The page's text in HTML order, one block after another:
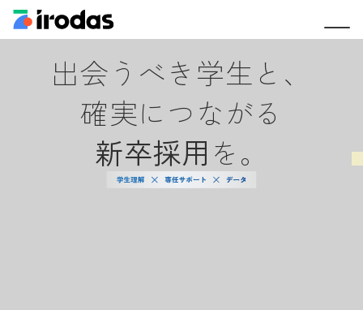
出会うべき学生と、
確実につながる
新卒採用を。